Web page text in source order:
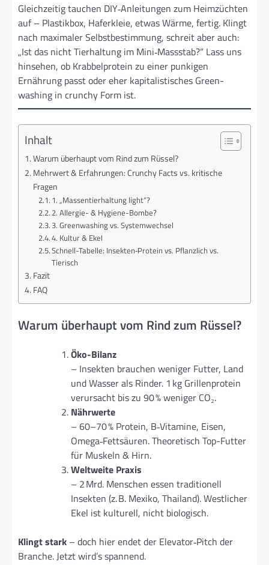
Gleichzeitig tauchen DIY‑Anleitungen zum Heim­züchten
auf – Plastikbox, Hafer­kleie, etwas Wärme, fertig. Klingt
nach maximaler Selbstbestimmung, schreit aber auch:
„Ist das nicht Tier­haltung im Mini‑Mass­stab?“ Lass uns
hinsehen, ob Krabbel­protein zu einer punkigen
Ernährung passt oder eher kapitalistisches Green­
washing in crunchy Form ist.
Inhalt
Warum überhaupt vom Rind zum Rüssel?
Mehrwert & Erfahrungen: Crunchy Facts vs. kritische
Fragen
1. „Massentierhaltung light“?
2. Allergie- & Hygiene-Bombe?
3. Greenwashing vs. System­wechsel
4. Kultur & Ekel
Schnell-Tabelle: Insekten‑Protein vs. Pflanzlich vs.
Tierisch
Fazit
FAQ
Warum überhaupt vom Rind zum Rüssel?
Öko-Bilanz
– Insekten brauchen weniger Futter, Land
und Wasser als Rinder. 1 kg Grillenprotein
verursacht bis zu 90 % weniger CO₂.
Nährwerte
– 60–70 % Protein, B‑Vitamine, Eisen,
Omega‑Fettsäuren. Theoretisch Top-Futter
für Muskeln & Hirn.
Weltweite Praxis
– 2 Mrd. Menschen essen traditionell
Insekten (z. B. Mexiko, Thailand). Westlicher
Ekel ist kulturell, nicht biologisch.
Klingt stark – doch hier endet der Elevator‑Pitch der
Branche. Jetzt wird’s spannend.